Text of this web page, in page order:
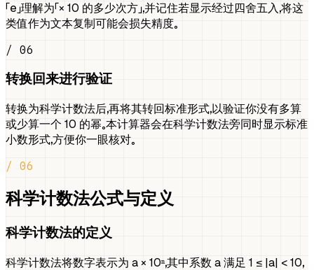
「e」理解为「× 10 的多少次方」，并记住若显示经过四舍五入，将这
类值作为文本复制可能会损失精度。
/ 06
转换回来进行验证
转换为科学计数法后，再将其转回标准形式，以验证你没有多算
或少算一个 10 的幂。本计算器会在科学计数法旁同时显示标准
小数形式，方便你一眼核对。
/ 06
科学计数法公式与定义
科学计数法的定义
科学计数法将数字表示为 a × 10ⁿ，其中系数 a 满足 1 ≤ |a| < 10，